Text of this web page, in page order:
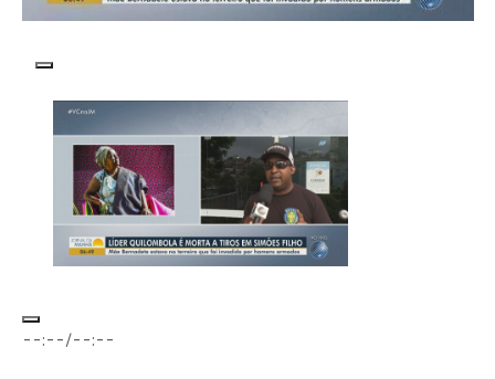
Reproduzir
--:--/--:--